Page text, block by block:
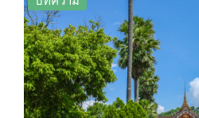
แดนลาว